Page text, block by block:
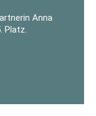
Anna
Platz.